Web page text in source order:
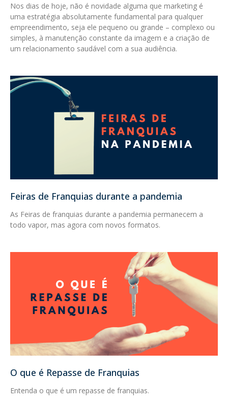
Nos dias de hoje, não é novidade alguma que marketing é
uma estratégia absolutamente fundamental para qualquer
empreendimento, seja ele pequeno ou grande – complexo ou
simples, à manutenção constante da imagem e a criação de
um relacionamento saudável com a sua audiência.
Feiras de Franquias durante a pandemia
As Feiras de franquias durante a pandemia permanecem a
todo vapor, mas agora com novos formatos.
O que é Repasse de Franquias
Entenda o que é um repasse de franquias.